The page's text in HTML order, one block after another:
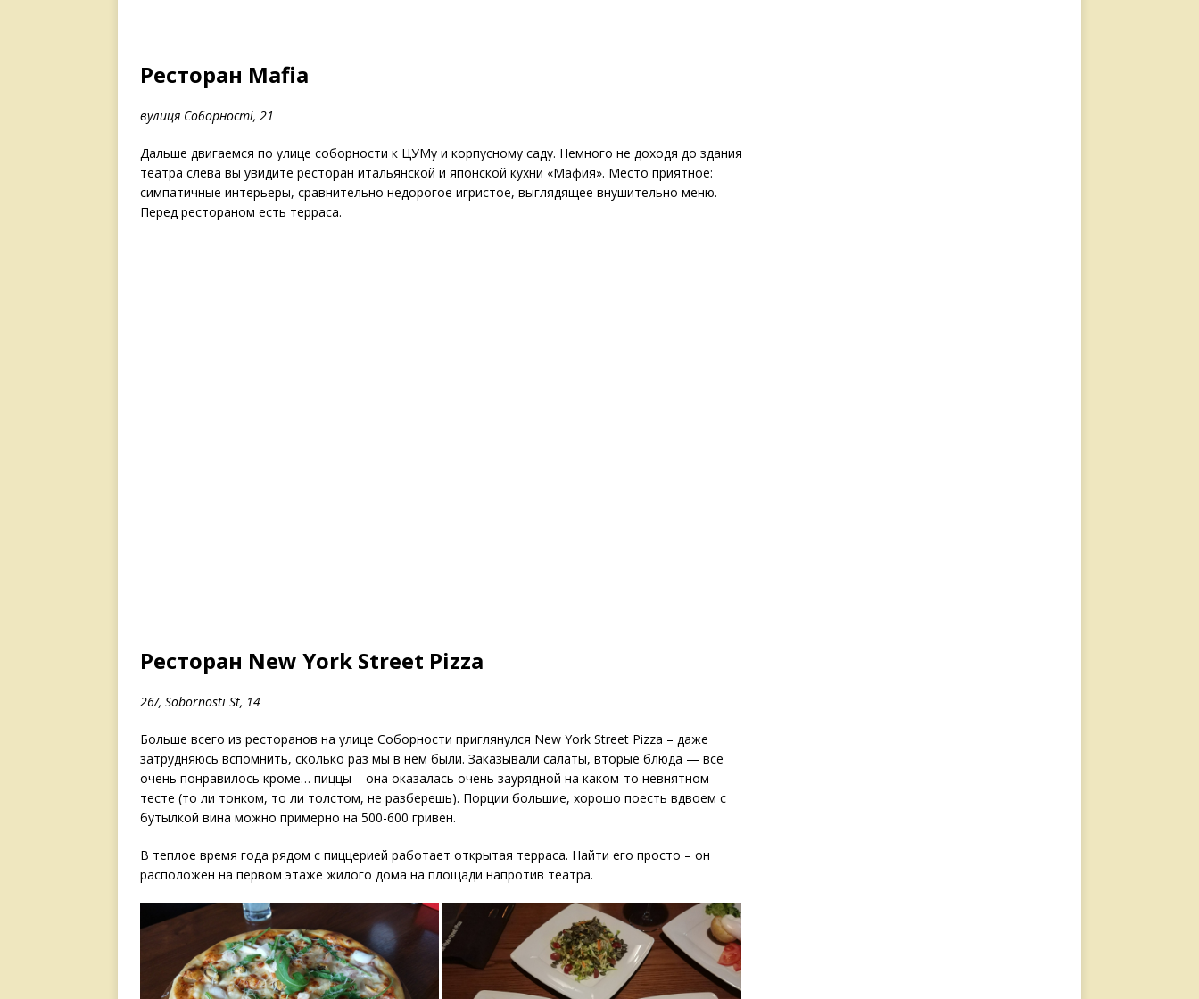
Ресторан Mafia
вулиця Соборності, 21
Дальше двигаемся по улице соборности к ЦУМу и корпусному саду. Немного не доходя до здания
театра слева вы увидите ресторан итальянской и японской кухни «Мафия». Место приятное:
симпатичные интерьеры, сравнительно недорогое игристое, выглядящее внушительно меню.
Перед рестораном есть терраса.
Ресторан New York Street Pizza
26/, Sobornosti St, 14
Больше всего из ресторанов на улице Соборности приглянулся New York Street Pizza – даже
затрудняюсь вспомнить, сколько раз мы в нем были. Заказывали салаты, вторые блюда — все
очень понравилось кроме… пиццы – она оказалась очень заурядной на каком-то невнятном
тесте (то ли тонком, то ли толстом, не разберешь). Порции большие, хорошо поесть вдвоем с
бутылкой вина можно примерно на 500-600 гривен.
В теплое время года рядом с пиццерией работает открытая терраса. Найти его просто – он
расположен на первом этаже жилого дома на площади напротив театра.